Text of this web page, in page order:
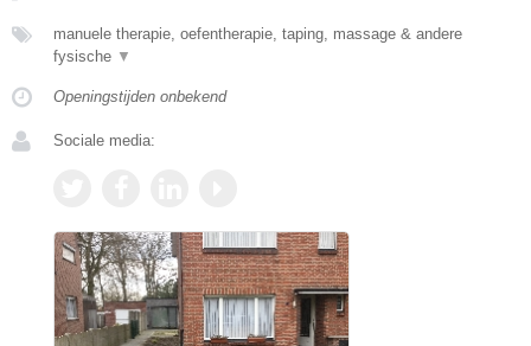
manuele therapie, oefentherapie, taping, massage & andere
fysische ▼
Openingstijden onbekend
Sociale media: